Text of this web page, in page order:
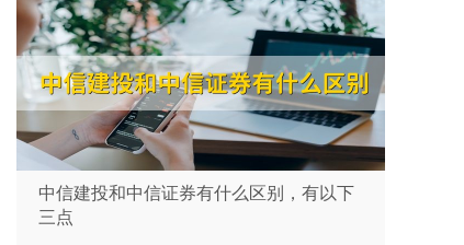
中信建投和中信证券有什么区别，有以下
三点